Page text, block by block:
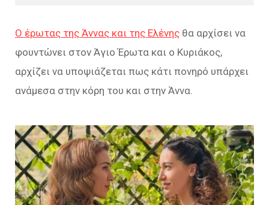
Ο έρωτας της Άννας και της Ελένης θα αρχίσει να
φουντώνει στον Άγιο Έρωτα και ο Κυριάκος,
αρχίζει να υποψιάζεται πως κάτι πονηρό υπάρχει
ανάμεσα στην κόρη του και στην Άννα.